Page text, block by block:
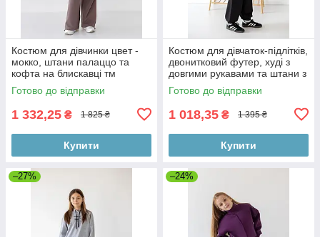
Костюм для дівчинки цвет -
мокко, штани палаццо та
кофта на блискавці тм
BossKids розмір 164
Готово до відправки
1 332,25 ₴ 1 825 ₴
Купити
Костюм для дівчаток-підлітків,
двонитковий футер, худі з
довгими рукавами та штани з
кишенями для спорту та
Готово до відправки
1 018,35 ₴ 1 395 ₴
Купити
–27% –24%